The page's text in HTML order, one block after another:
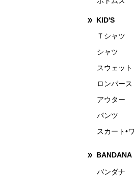
KID'S
Ｔシャツ
シャツ
スウェット
ロンパース
アウター
パンツ
スカート•
バンダナ